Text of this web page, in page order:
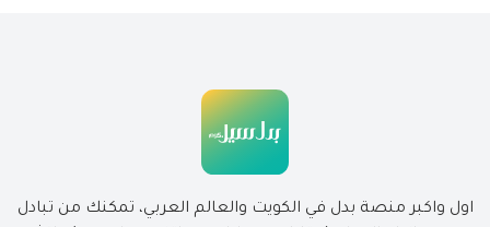
اول واكبر منصة بدل في الكويت والعالم العربي، تمكنك من تبادل